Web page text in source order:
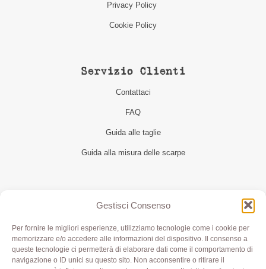
Gestisci Consenso
Per fornire le migliori esperienze, utilizziamo tecnologie come i cookie per
memorizzare e/o accedere alle informazioni del dispositivo. Il consenso a
queste tecnologie ci permetterà di elaborare dati come il comportamento di
navigazione o ID unici su questo sito. Non acconsentire o ritirare il
Privacy Policy
Cookie Policy
Servizio Clienti
Contattaci
FAQ
Guida alle taglie
Guida alla misura delle scarpe
Seguici